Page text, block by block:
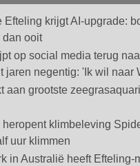
Efteling krijgt AI-upgrade:
dan ooit
op social media terug
jaren negentig: 'Ik wil naar
aan grootste
klimbeleving
uur klimmen
in Australië heeft Efteling-